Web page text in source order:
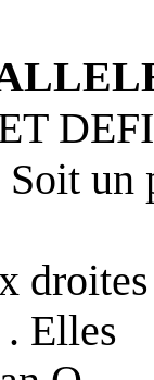
Soit un
Elles